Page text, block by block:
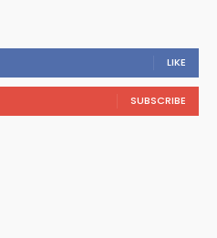
LIKE
SUBSCRIBE